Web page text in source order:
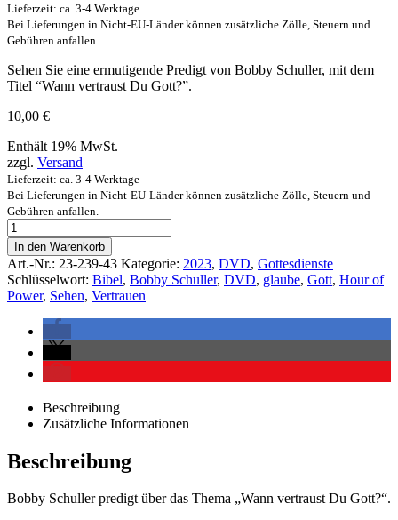
Lieferzeit: ca. 3-4 Werktage
Bei Lieferungen in Nicht-EU-Länder können zusätzliche Zölle, Steuern und
Gebühren anfallen.
Sehen Sie eine ermutigende Predigt von Bobby Schuller, mit dem
Titel “Wann vertraust Du Gott?”.
10,00 €
Enthält 19% MwSt.
zzgl. Versand
Lieferzeit: ca. 3-4 Werktage
Bei Lieferungen in Nicht-EU-Länder können zusätzliche Zölle, Steuern und
Gebühren anfallen.
In den Warenkorb
Art.-Nr.: 23-239-43 Kategorie: 2023, DVD, Gottesdienste
Schlüsselwort: Bibel, Bobby Schuller, DVD, glaube, Gott, Hour of
Power, Sehen, Vertrauen
Beschreibung
Zusätzliche Informationen
Beschreibung
Bobby Schuller predigt über das Thema „Wann vertraust Du Gott?“.